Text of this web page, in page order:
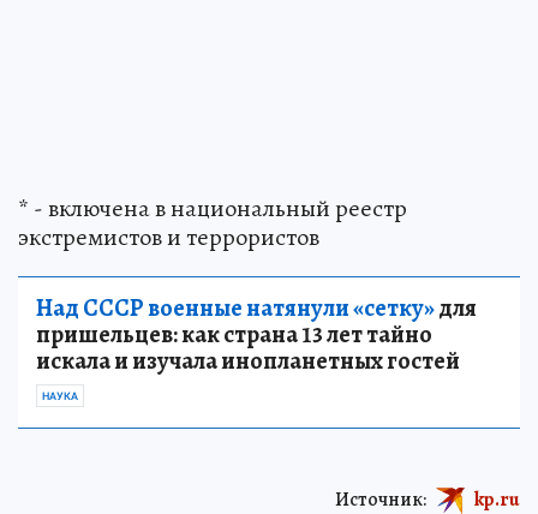
* - включена в национальный реестр
экстремистов и террористов
Над СССР военные натянули «сетку»для
пришельцев: как страна 13 лет тайно
искала и изучала инопланетных гостей
НАУКА
Источник: kp.ru